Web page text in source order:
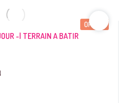
OPTION
-| TERRAIN A BATIR